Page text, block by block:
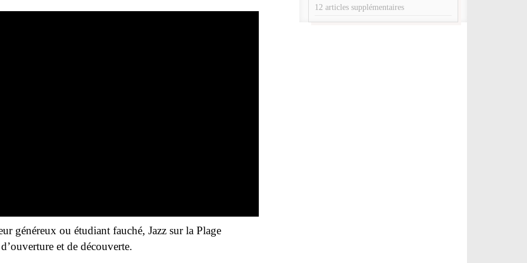
généreux ou étudiant fauché, Jazz sur la Plage
et de découverte.
12 articles supplémentaires